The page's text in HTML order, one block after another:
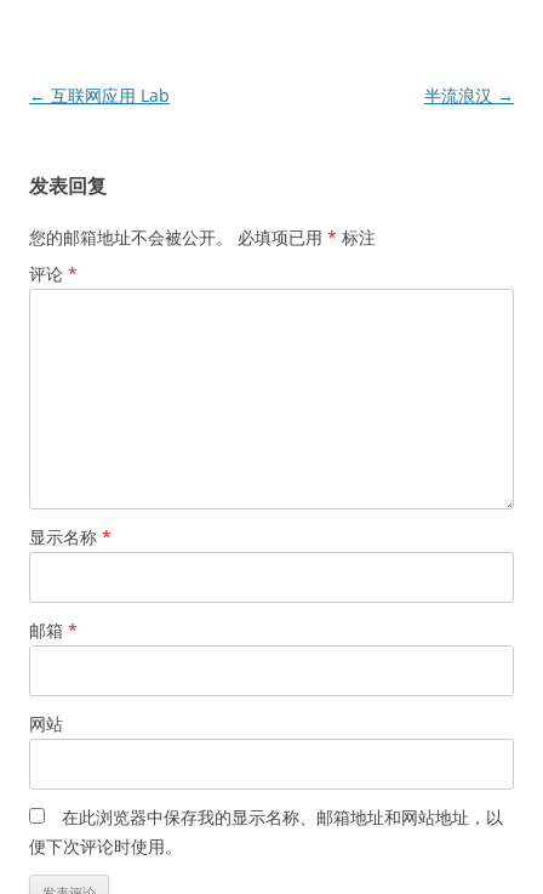
文
航
← 互联网应用 Lab 半流浪汉 →
发表回复
您的邮箱地址不会被公开。 必填项已用 * 标注
评论 *
显示名称 *
邮箱 *
网站
在此浏览器中保存我的显示名称、邮箱地址和网站地址，以
便下次评论时使用。